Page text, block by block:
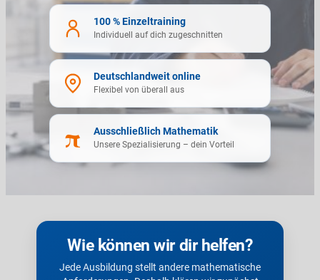
100 % Einzeltraining
Individuell auf dich zugeschnitten
Deutschlandweit online
Flexibel von überall aus
π Ausschließlich Mathematik
Unsere Spezialisierung – dein Vorteil
Wie können wir dir helfen?
Jede Ausbildung stellt andere mathematische